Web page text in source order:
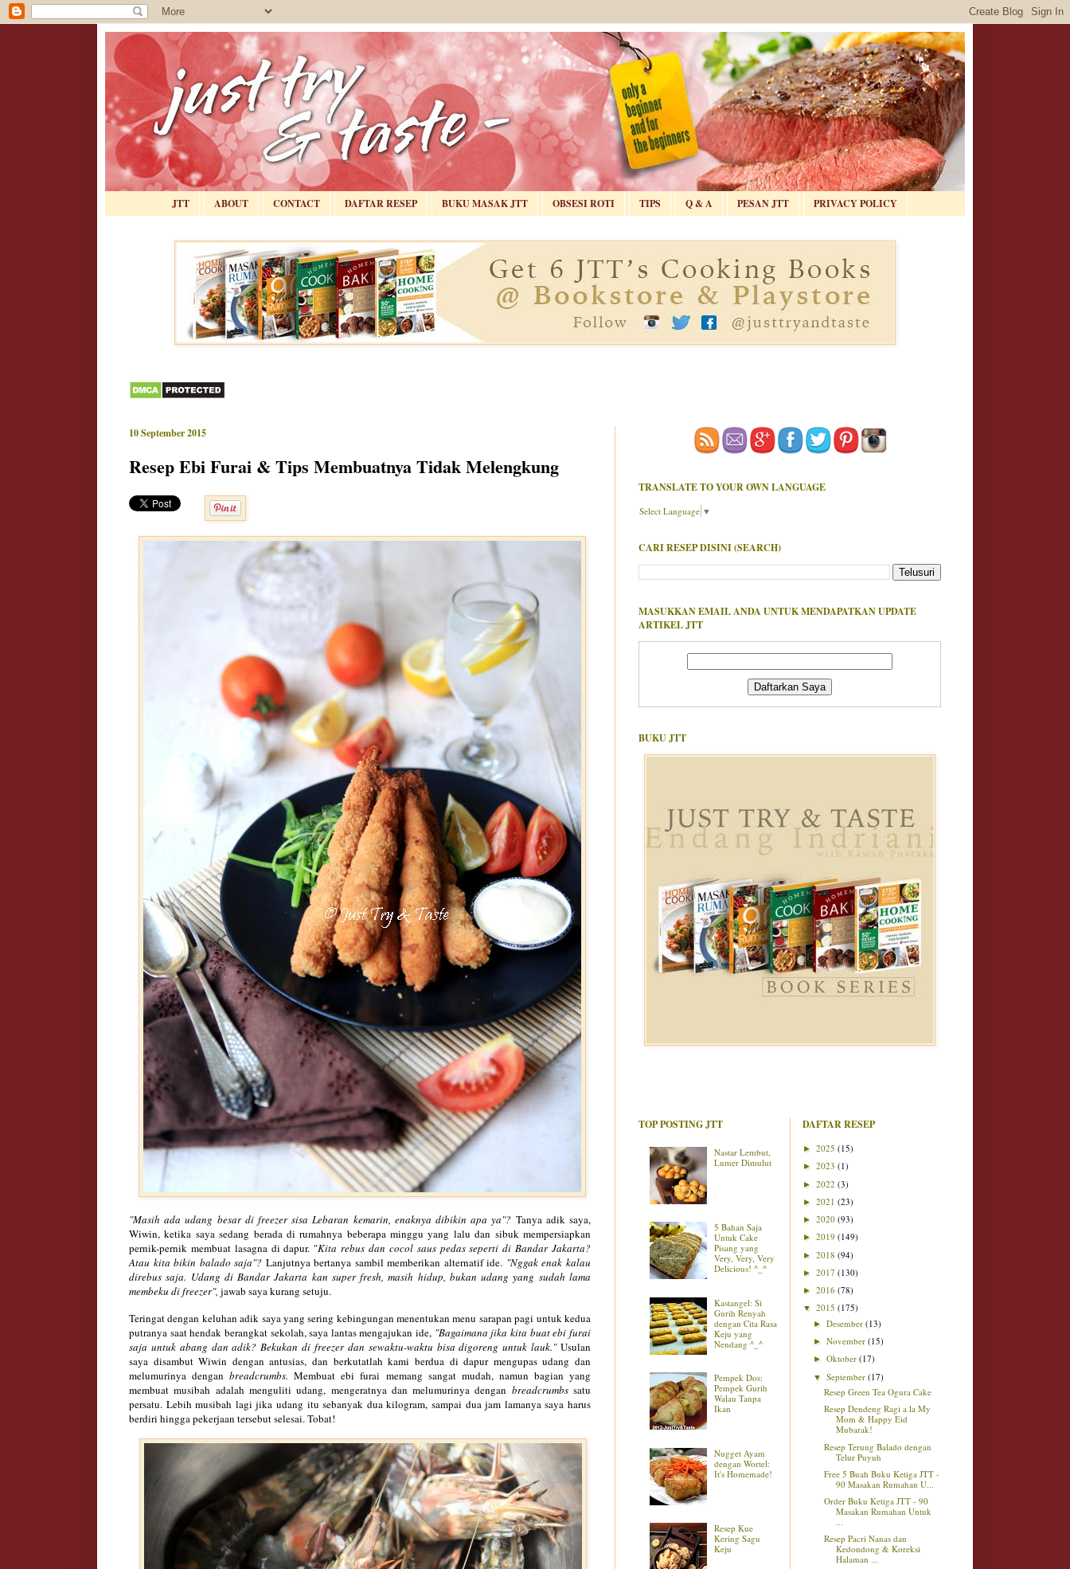
JTT ABOUT CONTACT DAFTAR RESEP BUKU MASAK JTT OBSESI ROTI TIPS Q & A PESAN JTT PRIVACY POLICY
10 September 2015
Resep Ebi Furai & Tips Membuatnya Tidak Melengkung
"Masih ada udang besar di freezer sisa Lebaran kemarin, enaknya dibikin apa ya"? Tanya adik saya,
Wiwin, ketika saya sedang berada di rumahnya beberapa minggu yang lalu dan sibuk mempersiapkan
pernik-pernik membuat lasagna di dapur. "Kita rebus dan cocol saus pedas seperti di Bandar Jakarta?
Atau kita bikin balado saja"? Lanjutnya bertanya sambil memberikan alternatif ide. "Nggak enak kalau
direbus saja. Udang di Bandar Jakarta kan super fresh, masih hidup, bukan udang yang sudah lama
membeku di freezer", jawab saya kurang setuju.
Teringat dengan keluhan adik saya yang sering kebingungan menentukan menu sarapan pagi untuk kedua
putranya saat hendak berangkat sekolah, saya lantas mengajukan ide, "Bagaimana jika kita buat ebi furai
saja untuk abang dan adik? Bekukan di freezer dan sewaktu-waktu bisa digoreng untuk lauk."Usulan
saya disambut Wiwin dengan antusias, dan berkutatlah kami berdua di dapur mengupas udang dan
melumurinya denganbreadcrumbs.Membuat ebi furai memang sangat mudah, namun bagian yang
membuat musibah adalah menguliti udang, mengeratnya dan melumurinya dengan breadcrumbssatu
persatu. Lebih musibah lagi jika udang itu sebanyak dua kilogram, sampai dua jam lamanya saya harus
berdiri hingga pekerjaan tersebut selesai. Tobat!
TRANSLATE TO YOUR OWN LANGUAGE
Select Language ▼
CARI RESEP DISINI (SEARCH)
MASUKKAN EMAIL ANDA UNTUK MENDAPATKAN UPDATE
ARTIKEL JTT
BUKU JTT
TOP POSTING JTT
Nastar Lembut,
Lumer Dimulut
5 Bahan Saja
Untuk Cake
Pisang yang
Very, Very, Very
Delicious! ^_^
Kastangel: Si
Gurih Renyah
dengan Cita Rasa
Keju yang
Nendang ^_^
Pempek Dos:
Pempek Gurih
Walau Tanpa
Ikan
Nugget Ayam
dengan Wortel:
It's Homemade!
Resep Kue
Kering Sagu
Keju
DAFTAR RESEP
► 2025 (15)
► 2023 (1)
► 2022 (3)
► 2021 (23)
► 2020 (93)
► 2019 (149)
► 2018 (94)
► 2017 (130)
► 2016 (78)
▼ 2015 (175)
►Desember(13)
►November(15)
►Oktober(17)
▼September(17)
Resep Green Tea Ogura Cake
Resep Dendeng Ragi a la My
Mom & Happy Eid
Mubarak!
Resep Terung Balado dengan
Telur Puyuh
Free 5 Buah Buku Ketiga JTT -
90 Masakan Rumahan U...
Order Buku Ketiga JTT - 90
Masakan Rumahan Untuk
...
Resep Pacri Nanas dan
Kedondong & Koreksi
Halaman ...